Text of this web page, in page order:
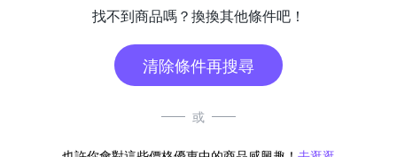
找不到商品嗎？換換其他條件吧！
清除條件再搜尋
或